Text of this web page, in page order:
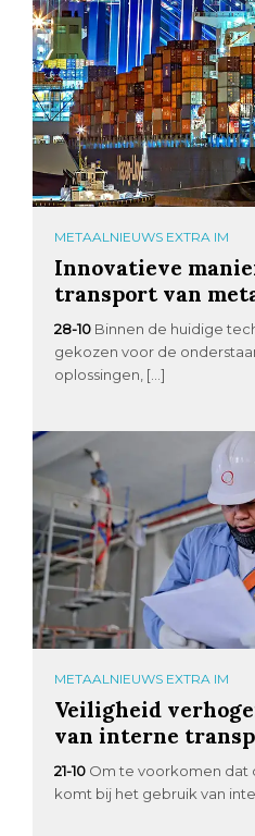
METAALNIEUWS EXTRA IM
Innovatieve
transport van
28-10 Binnen de huidige
gekozen voor de
oplossingen, […]
METAALNIEUWS EXTRA IM
Veiligheid
van interne
21-10 Om te voorkomen dat
komt bij het gebruik van